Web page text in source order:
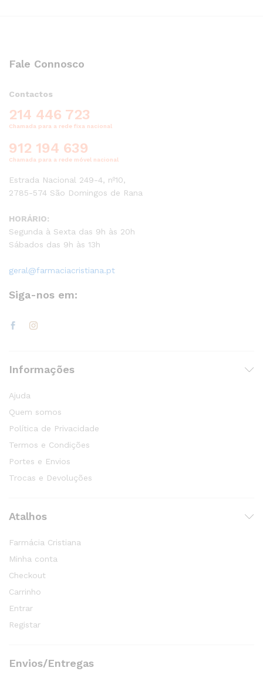
Fale Connosco
Contactos
214 446 723
Chamada para a rede fixa nacional
912 194 639
Chamada para a rede móvel nacional
Estrada Nacional 249-4, nº10,
2785-574 São Domingos de Rana
HORÁRIO:
Segunda à Sexta das 9h às 20h
Sábados das 9h às 13h
geral@farmaciacristiana.pt
Siga-nos em:
Informações
Ajuda
Quem somos
Política de Privacidade
Termos e Condições
Portes e Envios
Trocas e Devoluções
Atalhos
Farmácia Cristiana
Minha conta
Checkout
Carrinho
Entrar
Registar
Envios/Entregas